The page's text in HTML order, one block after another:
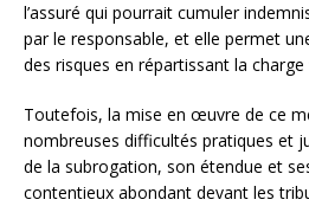
l’assuré qui pourrait cumuler
par le responsable, et elle permet
des risques en répartissant la
Toutefois, la mise en œuvre de ce
nombreuses difficultés pratiques et
de la subrogation, son étendue et
contentieux abondant devant les